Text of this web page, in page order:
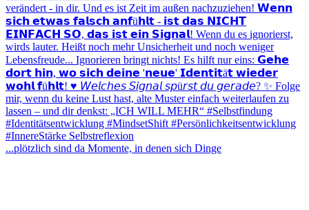
...plötzlich sind da Momente, in denen sich Dinge